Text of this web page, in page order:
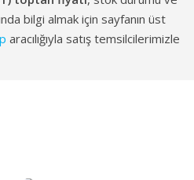
bilgi almak için sayfanın üst
aracılığıyla satış temsilcilerimizle